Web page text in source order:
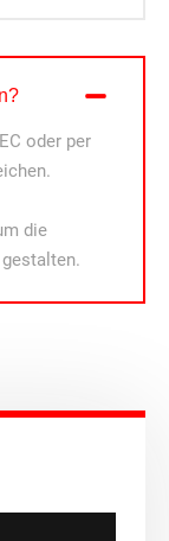
oder per
die